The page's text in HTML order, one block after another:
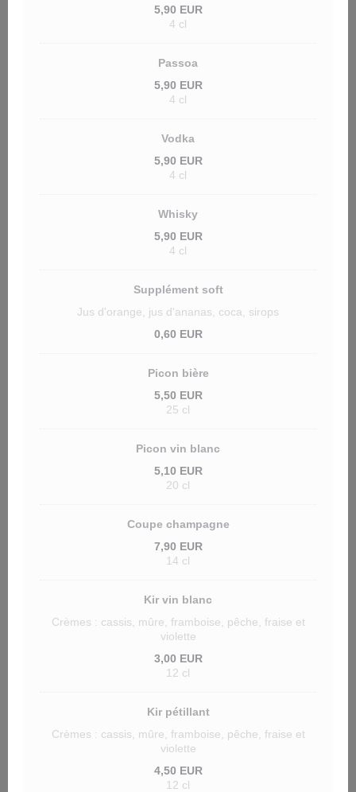
5,90 EUR
4 cl
Passoa
5,90 EUR
4 cl
Vodka
5,90 EUR
4 cl
Whisky
5,90 EUR
4 cl
Supplément soft
Jus d'orange, jus d'ananas, coca, sirops
0,60 EUR
Picon bière
5,50 EUR
25 cl
Picon vin blanc
5,10 EUR
20 cl
Coupe champagne
7,90 EUR
14 cl
Kir vin blanc
Crèmes : cassis, mûre, framboise, pêche, fraise et
violette
3,00 EUR
12 cl
Kir pétillant
Crèmes : cassis, mûre, framboise, pêche, fraise et
violette
4,50 EUR
12 cl